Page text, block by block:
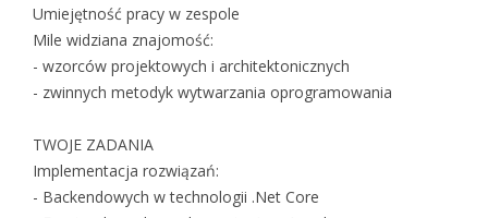
Umiejętność pracy w zespole
Mile widziana znajomość:
- wzorców projektowych i architektonicznych
- zwinnych metodyk wytwarzania oprogramowania
TWOJE ZADANIA
Implementacja rozwiązań:
- Backendowych w technologii .Net Core